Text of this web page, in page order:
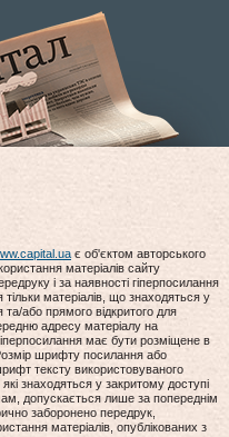
є об'єктом авторського
матеріалів сайту
і за наявності гіперпосилання
матеріалів, що знаходяться у
або прямого відкритого для
адресу матеріалу на
має бути розміщене в
шрифту посилання або
тексту використовуваного
знаходяться у закритому доступі
допускається лише за попереднім
заборонено передрук,
матеріалів, опублікованих з